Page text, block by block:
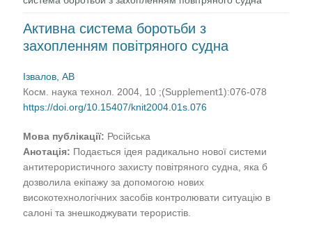
Активна система боротьби з
захопленням повітряного судна
Ізвалов, АВ
Косм. наука технол. 2004, 10 ;(Supplement1):076-078
https://doi.org/10.15407/knit2004.01s.076
Мова публікації: Російська
Анотація: Подається ідея радикально нової системи
антитерористичного захисту повітряного судна, яка б
дозволила екіпажу за допомогою нових
високотехнологічних засобів контролювати ситуацію в
салоні та знешкоджувати терористів.